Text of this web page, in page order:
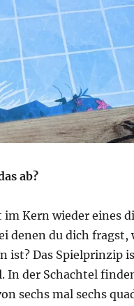
ab?
im Kern wieder eines
denen du dich
ist? Das Spielprinzip
In der Schachtel
sechs mal sechs